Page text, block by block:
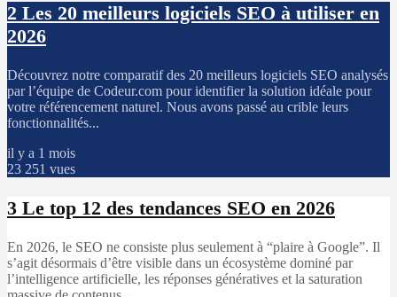
2 Les 20 meilleurs logiciels SEO à utiliser en
2026
Découvrez notre comparatif des 20 meilleurs logiciels SEO analysés
par l’équipe de Codeur.com pour identifier la solution idéale pour
votre référencement naturel. Nous avons passé au crible leurs
fonctionnalités...
il y a 1 mois
23 251 vues
3 Le top 12 des tendances SEO en 2026
En 2026, le SEO ne consiste plus seulement à “plaire à Google”. Il
s’agit désormais d’être visible dans un écosystème dominé par
l’intelligence artificielle, les réponses génératives et la saturation